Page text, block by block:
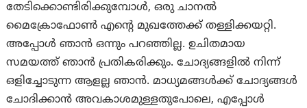
തേടിക്കൊണ്ടിരിക്കുമ്പോൾ, ഒരു ചാനൽ
മൈക്രോഫോൺ എന്റെ മുഖത്തേക്ക് തള്ളിക്കയറ്റി.
അപ്പോൾ ഞാൻ ഒന്നും പറഞ്ഞില്ല. ഉചിതമായ
സമയത്ത് ഞാൻ പ്രതികരിക്കും. ചോദ്യങ്ങളിൽ നിന്ന്
ഒളിച്ചോടുന്ന ആളല്ല ഞാൻ. മാധ്യമങ്ങൾക്ക് ചോദ്യങ്ങൾ
ചോദിക്കാൻ അവകാശമുള്ളതുപോലെ, എപ്പോൾ